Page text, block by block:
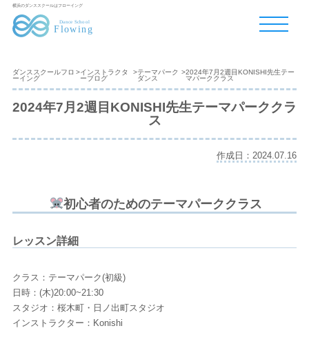
横浜のダンススクールはフローイング
ダンススクールフロ
ーイング
>インストラクタ
ーブログ
>テーマパーク
ダンス
>2024年7月2週目KONISHI先生テー
マパーククラス
2024年7月2週目KONISHI先生テーマパーククラ
ス
作成日：2024.07.16
初心者のためのテーマパーククラス
レッスン詳細
クラス：テーマパーク(初級)
日時：(木)20:00~21:30
スタジオ：桜木町・日ノ出町スタジオ
インストラクター：Konishi